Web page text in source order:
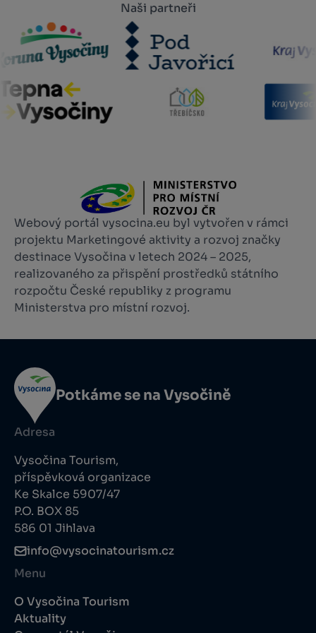
Naši partneři
Webový portál vysocina.eu byl vytvořen v rámci
projektu Marketingové aktivity a rozvoj značky
destinace Vysočina v letech 2024 – 2025,
realizovaného za přispění prostředků státního
rozpočtu České republiky z programu
Ministerstva pro místní rozvoj.
Potkáme se na Vysočině
Adresa
Vysočina Tourism,
příspěvková organizace
Ke Skalce 5907/47
P.O. BOX 85
586 01 Jihlava
info@vysocinatourism.cz
Menu
O Vysočina Tourism
Aktuality